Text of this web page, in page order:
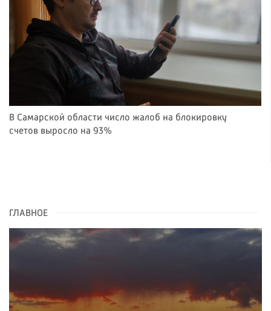
В Самарской области число жалоб на блокировку
счетов выросло на 93%
ГЛАВНОЕ